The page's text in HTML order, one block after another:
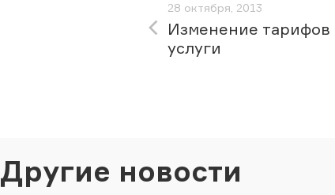
28 октября, 2013
Изменение тарифов
услуги
Другие новости